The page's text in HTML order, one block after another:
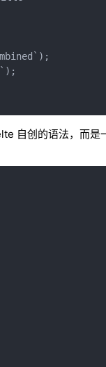
自创的语法，而